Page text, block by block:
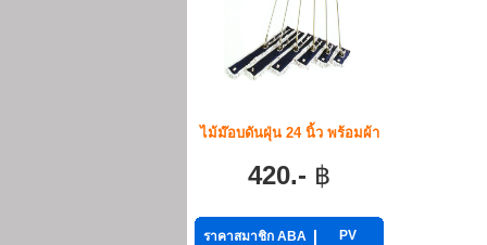
ไม้ม๊อบดันฝุ่น 24 นิ้ว พร้อมผ้า
420.- ฿
ราคาสมาชิก ABA PV